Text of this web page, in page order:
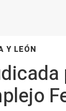
Y LEÓN